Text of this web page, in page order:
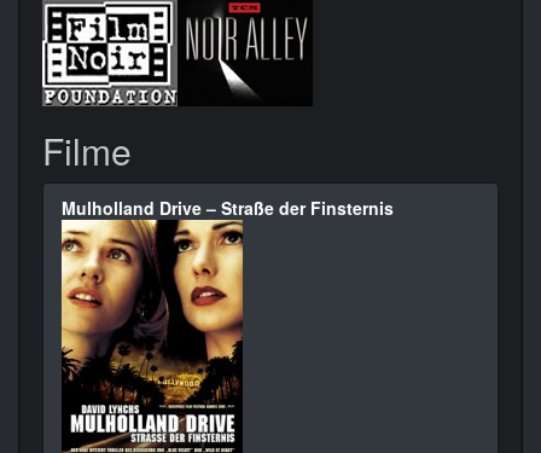
Filme
Mulholland Drive – Straße der Finsternis